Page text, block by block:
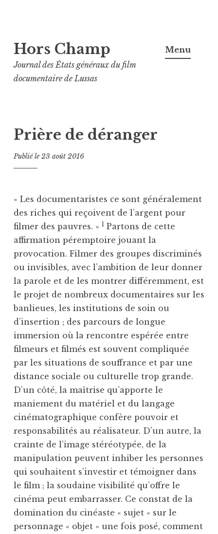
au
contenu
principal
Hors Champ
Journal des États généraux du film
documentaire de Lussas
Menu
Prière de déranger
Publié le23 août 2016
« Les documentaristes ce sont généralement
des riches qui reçoivent de l’argent pour
filmer des pauvres. » 1 Partons de cette
affirmation péremptoire jouant la
provocation. Filmer des groupes discriminés
ou invisibles, avec l’ambition de leur donner
la parole et de les montrer différemment, est
le projet de nombreux documentaires sur les
banlieues, les institutions de soin ou
d’insertion ; des parcours de longue
immersion où la rencontre espérée entre
filmeurs et filmés est souvent compliquée
par les situations de souffrance et par une
distance sociale ou culturelle trop grande.
D’un côté, la maîtrise qu’apporte le
maniement du matériel et du langage
cinématographique confère pouvoir et
responsabilités au réalisateur. D’un autre, la
crainte de l’image stéréotypée, de la
manipulation peuvent inhiber les personnes
qui souhaitent s’investir et témoigner dans
le film ; la soudaine visibilité qu’offre le
cinéma peut embarrasser. Ce constat de la
domination du cinéaste « sujet » sur le
personnage « objet » une fois posé, comment